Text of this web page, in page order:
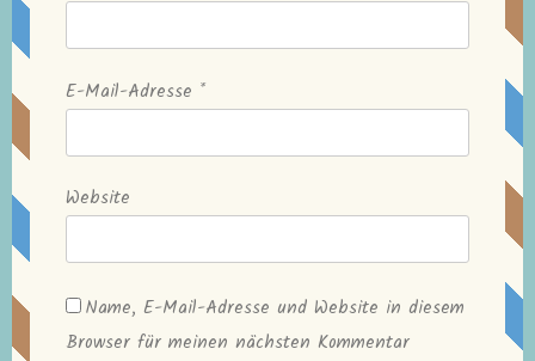
E-Mail-Adresse *
Website
Name, E-Mail-Adresse und Website in diesem
Browser für meinen nächsten Kommentar